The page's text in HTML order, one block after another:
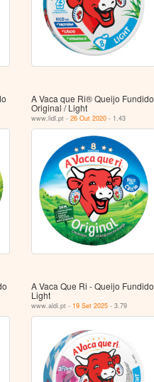
A Vaca que Ri® Queijo Fundido
Original / Light
www.lidl.pt - 26 Out 2020- 1.43
A Vaca Que Ri - Queijo Fundido
Light
www.aldi.pt - 19 Set 2025- 3.79